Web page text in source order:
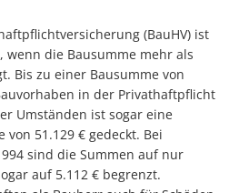
(BauHV) ist
wenn die Bausumme mehr als
Bis zu einer Bausumme von
in der Privathaftpflicht
Umständen ist sogar eine
von 51.129 € gedeckt. Bei
sind die Summen auf nur
auf 5.112 € begrenzt.